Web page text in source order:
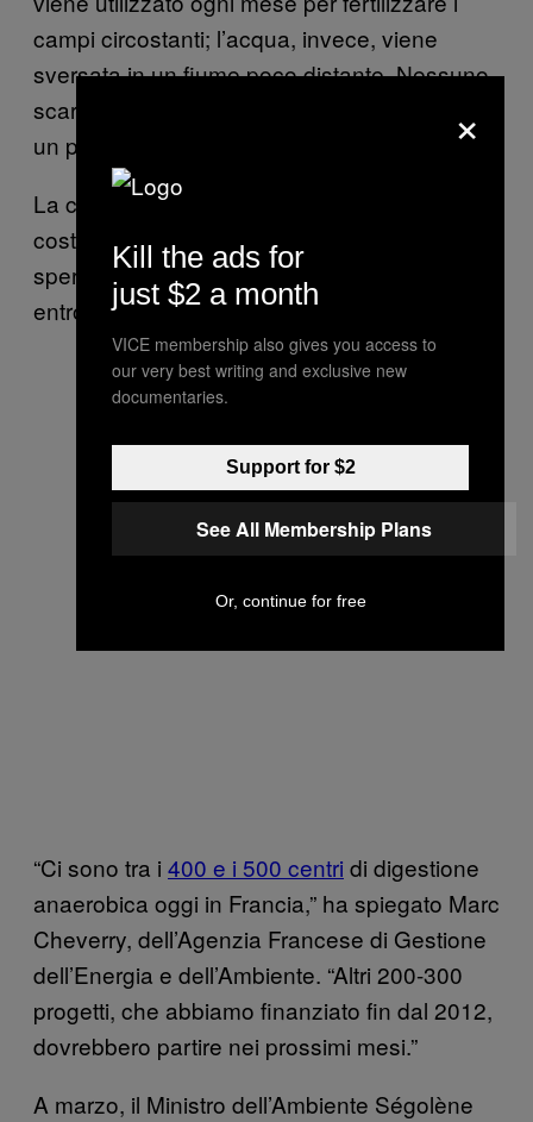
campi circostanti; l’acqua, invece, viene
sversata in un fiume poco distante. Nessuno
scarto è dannoso per l’ambiente, e nemmeno
un po’ di latte viene sprecato.
La centrale, che oggi stipendia 10 persone, è
costata 13 milioni di euro. Gli investitori
sperano di arrivare al pareggio di bilancio
entro il 2022.
“Ci sono tra i 400 e i 500 centri di digestione
anaerobica oggi in Francia,” ha spiegato Marc
Cheverry, dell’Agenzia Francese di Gestione
dell’Energia e dell’Ambiente. “Altri 200-300
progetti, che abbiamo finanziato fin dal 2012,
dovrebbero partire nei prossimi mesi.”
A marzo, il Ministro dell’Ambiente Ségolène
×
Kill the ads for
just $2 a month
VICE membership also gives you access to
our very best writing and exclusive new
documentaries.
Support for $2
See All Membership Plans
Or, continue for free